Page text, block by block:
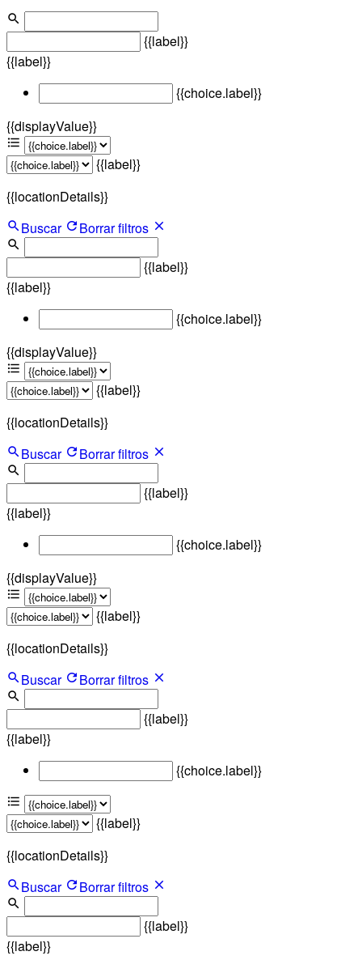
{{label}}
{{label}}
{{choice.label}}
{{displayValue}}
{{label}}
{{locationDetails}}
Buscar
Borrar filtros
{{label}}
{{label}}
{{choice.label}}
{{displayValue}}
{{label}}
{{locationDetails}}
Buscar
Borrar filtros
{{label}}
{{label}}
{{choice.label}}
{{displayValue}}
{{label}}
{{locationDetails}}
Buscar
Borrar filtros
{{label}}
{{label}}
{{choice.label}}
{{label}}
{{locationDetails}}
Buscar
Borrar filtros
{{label}}
{{label}}